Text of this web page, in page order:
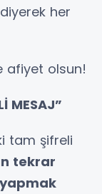
her
afiyet olsun!
MESAJ”
tam şifreli
tekrar
yapmak